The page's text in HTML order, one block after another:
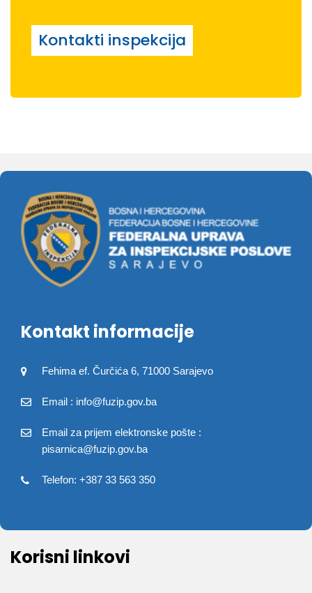
Kontakti inspekcija
Kontakt informacije
Fehima ef. Čurčića 6, 71000 Sarajevo
Email : info@fuzip.gov.ba
Email za prijem elektronske pošte :
pisarnica@fuzip.gov.ba
Telefon: +387 33 563 350
Korisni linkovi